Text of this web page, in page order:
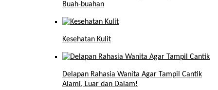
Buah-buahan
Kesehatan Kulit
Delapan Rahasia Wanita Agar Tampil Cantik
Alami, Luar dan Dalam!